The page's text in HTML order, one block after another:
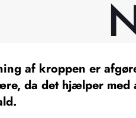
af kroppen er
da det hjælper med